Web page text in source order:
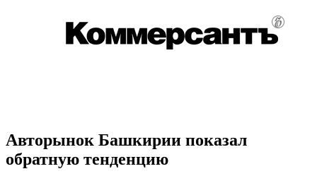
Авторынок Башкирии показал
обратную тенденцию